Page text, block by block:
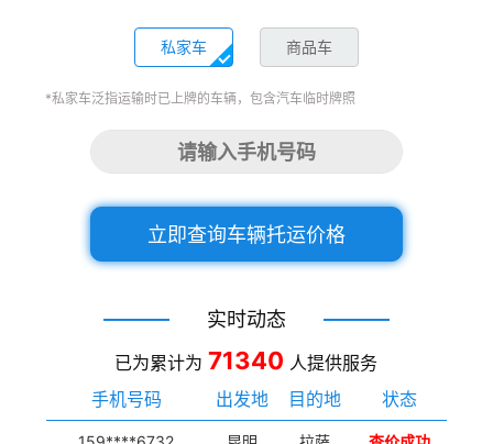
私家车 商品车
*私家车泛指运输时已上牌的车辆，包含汽车临时牌照
立即查询车辆托运价格
实时动态
已为累计为 71340 人提供服务
手机号码
出发地 目的地 状态